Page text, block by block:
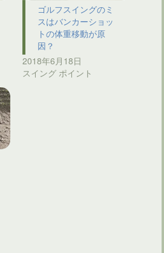
ゴルフスイングのミ
スはバンカーショッ
トの体重移動が原
因？
2018年6月18日
スイング ポイント